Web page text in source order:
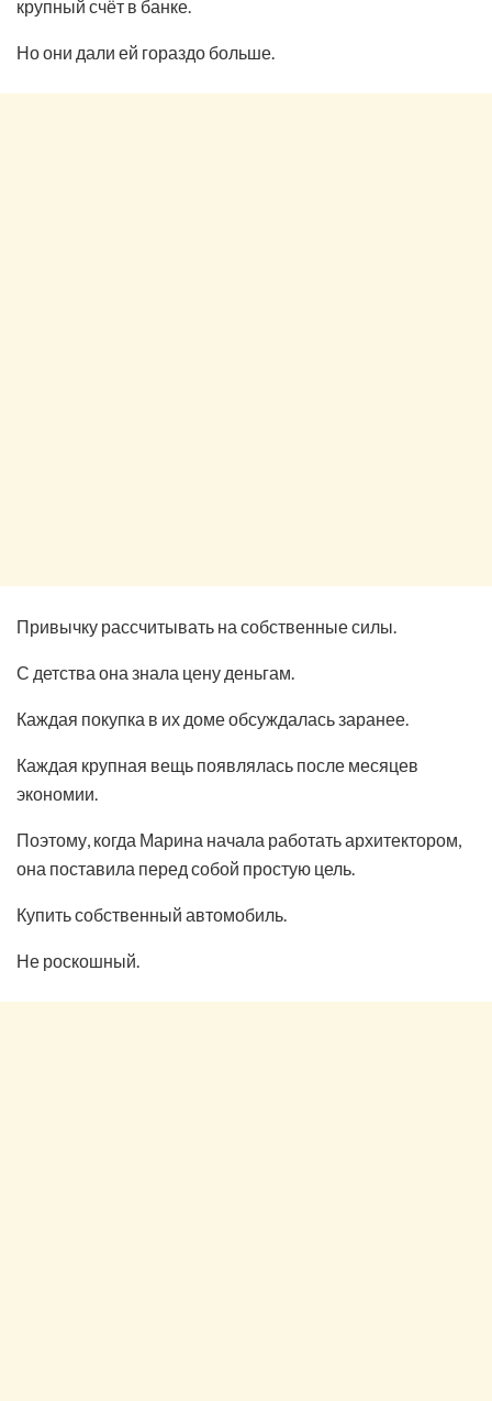
крупный счёт в банке.
Но они дали ей гораздо больше.
Привычку рассчитывать на собственные силы.
С детства она знала цену деньгам.
Каждая покупка в их доме обсуждалась заранее.
Каждая крупная вещь появлялась после месяцев
экономии.
Поэтому, когда Марина начала работать архитектором,
она поставила перед собой простую цель.
Купить собственный автомобиль.
Не роскошный.